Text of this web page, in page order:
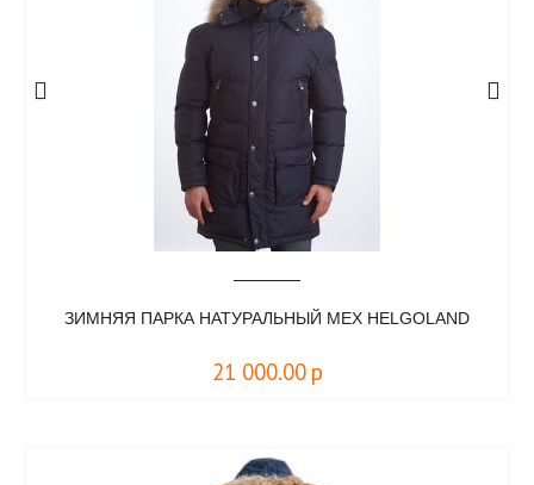
ЗИМНЯЯ ПАРКА НАТУРАЛЬНЫЙ МЕХ HELGOLAND
21 000.00 р